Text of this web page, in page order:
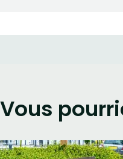
Vous